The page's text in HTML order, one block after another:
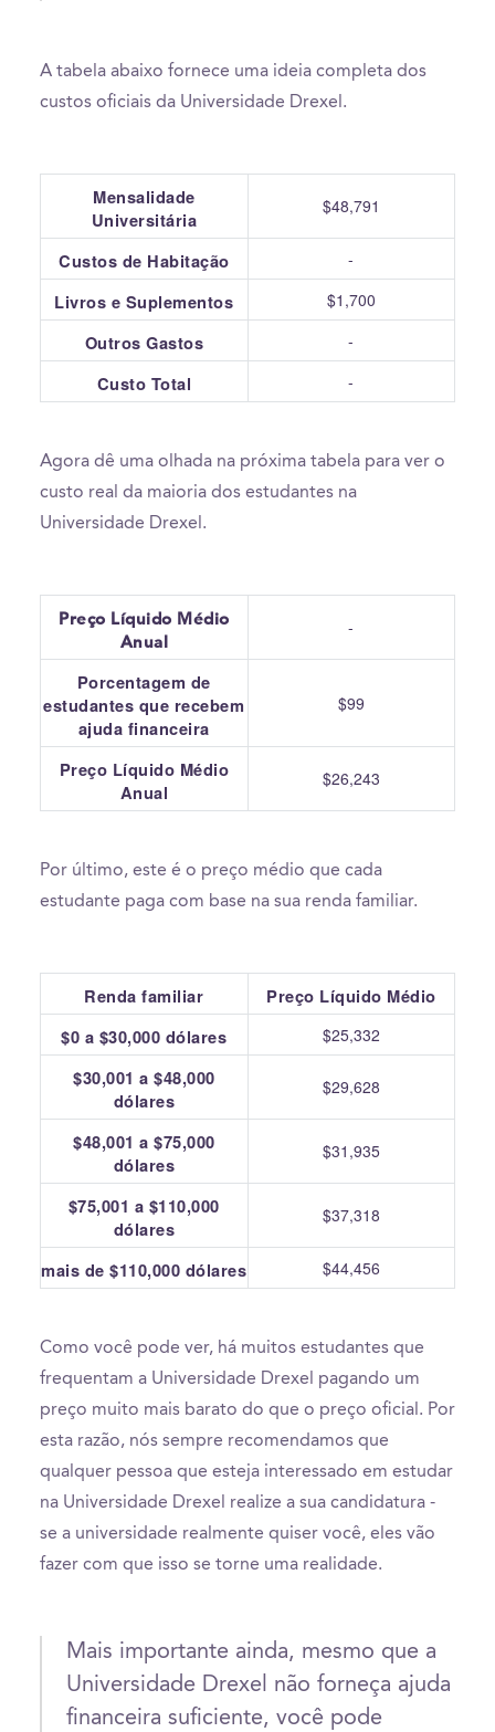
A tabela abaixo fornece uma ideia completa dos
custos oficiais da Universidade Drexel.
Mensalidade
Universitária
$48,791
Custos de Habitação -
Livros e Suplementos $1,700
Outros Gastos -
Custo Total -
Agora dê uma olhada na próxima tabela para ver o
custo real da maioria dos estudantes na
Universidade Drexel.
Preço Líquido Médio
Anual
-
Porcentagem de
estudantes que recebem
ajuda financeira
$99
Preço Líquido Médio
Anual
$26,243
Por último, este é o preço médio que cada
estudante paga com base na sua renda familiar.
Renda familiar
Preço Líquido Médio
$0 a $30,000 dólares
$25,332
$30,001 a $48,000
dólares
$29,628
$48,001 a $75,000
dólares
$31,935
$75,001 a $110,000
dólares
$37,318
mais de $110,000 dólares $44,456
Como você pode ver, há muitos estudantes que
frequentam a Universidade Drexel pagando um
preço muito mais barato do que o preço oficial. Por
esta razão, nós sempre recomendamos que
qualquer pessoa que esteja interessado em estudar
na Universidade Drexel realize a sua candidatura -
se a universidade realmente quiser você, eles vão
fazer com que isso se torne uma realidade.
Mais importante ainda, mesmo que a
Universidade Drexel não forneça ajuda
financeira suficiente, você pode